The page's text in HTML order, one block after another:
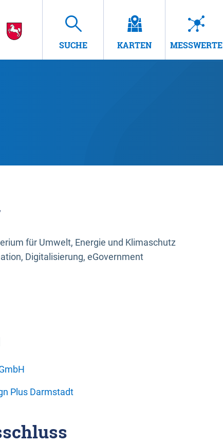
SUCHE KARTEN MESSWERTE
für Umwelt, Energie und Klimaschutz
Digitalisierung, eGovernment
Plus Darmstadt